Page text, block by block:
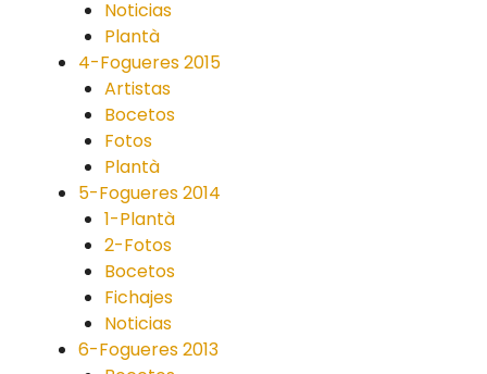
Noticias
Plantà
4-Fogueres 2015
Artistas
Bocetos
Fotos
Plantà
5-Fogueres 2014
1-Plantà
2-Fotos
Bocetos
Fichajes
Noticias
6-Fogueres 2013